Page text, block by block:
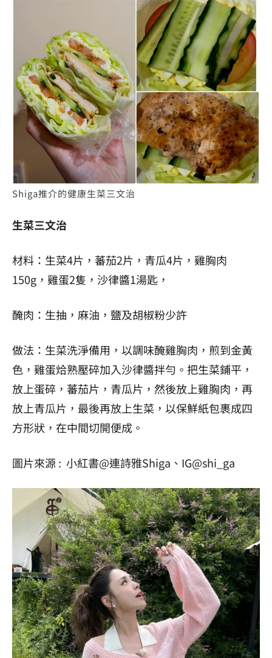
Shiga推介的健康生菜三文治
生菜三文治
材料：生菜4片，蕃茄2片，青瓜4片，雞胸肉
150g，雞蛋2隻，沙律醬1湯匙，
醃肉：生抽，麻油，鹽及胡椒粉少許
做法：生菜洗淨備用，以調味醃雞胸肉，煎到金黃
色，雞蛋烚熟壓碎加入沙律醬拌勻。把生菜鋪平，
放上蛋碎，蕃茄片，青瓜片，然後放上雞胸肉，再
放上青瓜片，最後再放上生菜，以保鮮紙包裹成四
方形狀，在中間切開便成。
圖片來源 : 小紅書@連詩雅Shiga、IG@shi_ga